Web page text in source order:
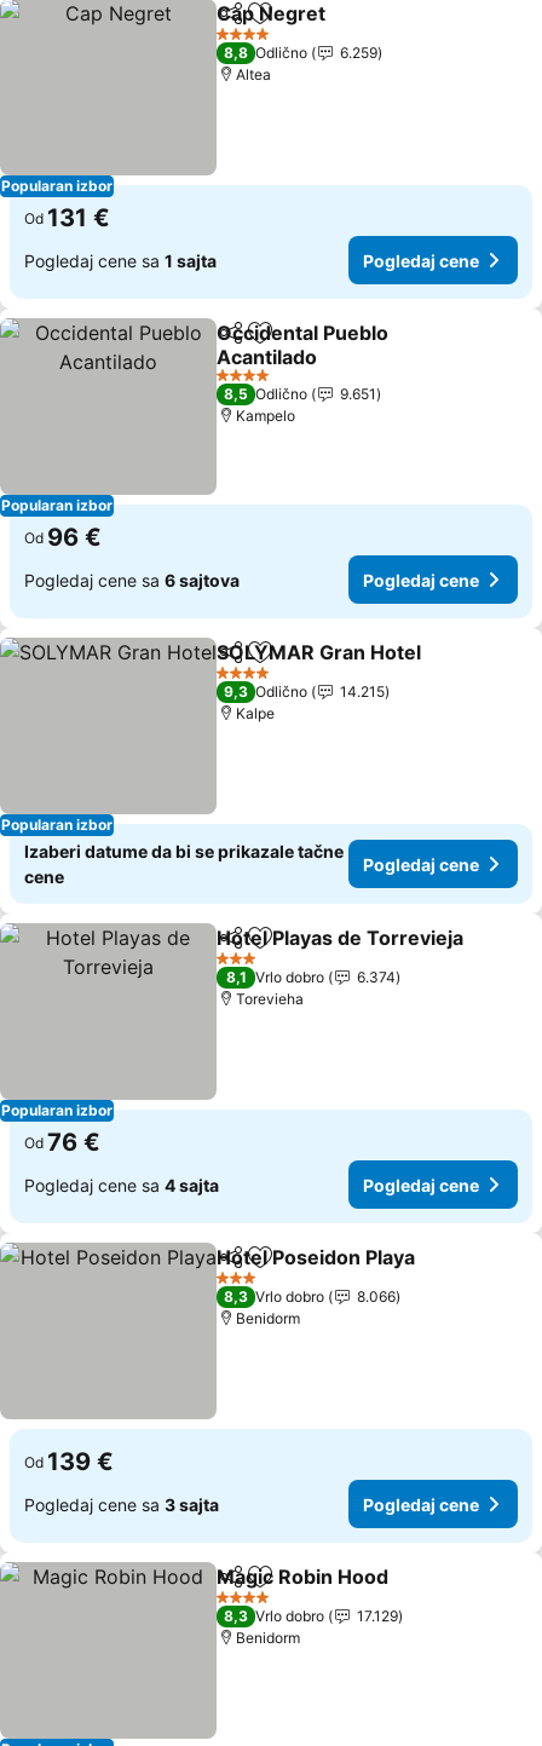
Popularan izbor
Deli Dodati u favorite
Cap Negret
4 Zvezdice
8,8 Odlično
6.259
Altea
Od 131 €
Pogledaj cene sa 1 sajta Pogledaj cene
Popularan izbor
Deli Dodati u favorite
Occidental Pueblo
Acantilado
Pogledaj cene
4 Zvezdice
8,5 Odlično
9.651
Kampelo
Od 96 €
Pogledaj cene sa 6 sajtova Pogledaj cene
Popularan izbor
Deli Dodati u favorite
SOLYMAR Gran Hotel
4 Zvezdice
9,3 Odlično
14.215
Kalpe
Izaberi datume da bi se prikazale tačne
cene
Pogledaj cene
Popularan izbor
Deli Dodati u favorite
Hotel Playas de Torrevieja
3 Zvezdice
8,1 Vrlo dobro
6.374
Torevieha
Od 76 €
Pogledaj cene sa 4 sajta Pogledaj cene
Deli Dodati u favorite
Hotel Poseidon Playa
3 Zvezdice
8,3 Vrlo dobro
8.066
Benidorm
Od 139 €
Pogledaj cene sa 3 sajta Pogledaj cene
Deli Dodati u favorite
Magic Robin Hood
4 Zvezdice
8,3 Vrlo dobro
17.129
Benidorm